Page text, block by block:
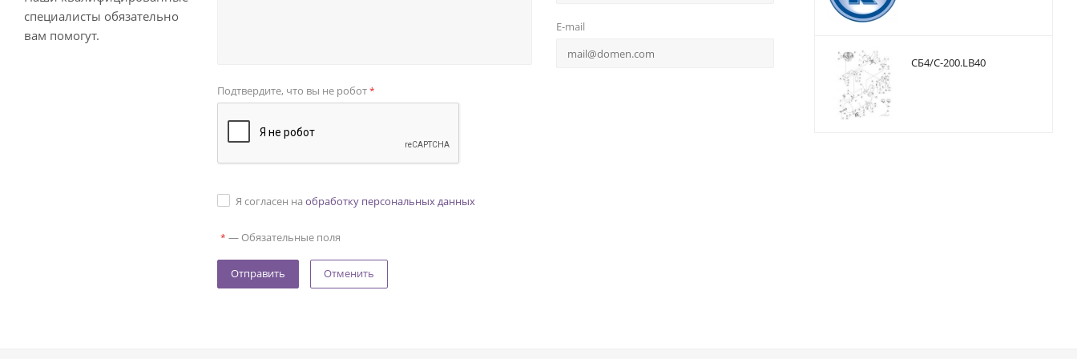
специалисты обязательно
вам помогут.
E-mail
Подтвердите, что вы не робот*
Я согласен наобработку персональных данных
* — Обязательные поля
Отменить
CБ4/С-200.LB40